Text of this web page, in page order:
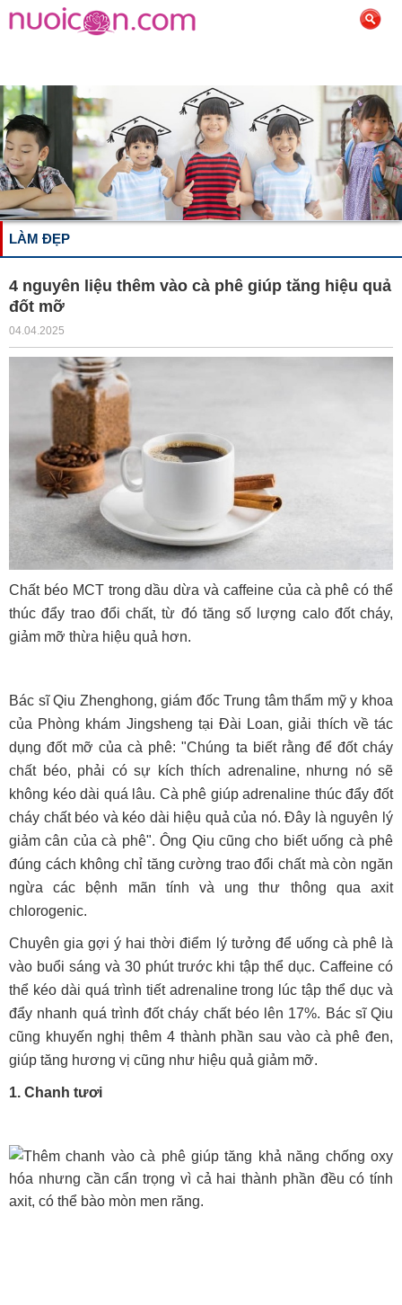
LÀM ĐẸP
4 nguyên liệu thêm vào cà phê giúp tăng hiệu quả
đốt mỡ
04.04.2025
Chất béo MCT trong dầu dừa và caffeine của cà phê có thể
thúc đẩy trao đổi chất, từ đó tăng số lượng calo đốt cháy,
giảm mỡ thừa hiệu quả hơn.
Bác sĩ Qiu Zhenghong, giám đốc Trung tâm thẩm mỹ y khoa
của Phòng khám Jingsheng tại Đài Loan, giải thích về tác
dụng đốt mỡ của cà phê: "Chúng ta biết rằng để đốt cháy
chất béo, phải có sự kích thích adrenaline, nhưng nó sẽ
không kéo dài quá lâu. Cà phê giúp adrenaline thúc đẩy đốt
cháy chất béo và kéo dài hiệu quả của nó. Đây là nguyên lý
giảm cân của cà phê". Ông Qiu cũng cho biết uống cà phê
đúng cách không chỉ tăng cường trao đổi chất mà còn ngăn
ngừa các bệnh mãn tính và ung thư thông qua axit
chlorogenic.
Chuyên gia gợi ý hai thời điểm lý tưởng để uống cà phê là
vào buổi sáng và 30 phút trước khi tập thể dục. Caffeine có
thể kéo dài quá trình tiết adrenaline trong lúc tập thể dục và
đẩy nhanh quá trình đốt cháy chất béo lên 17%. Bác sĩ Qiu
cũng khuyến nghị thêm 4 thành phần sau vào cà phê đen,
giúp tăng hương vị cũng như hiệu quả giảm mỡ.
1. Chanh tươi